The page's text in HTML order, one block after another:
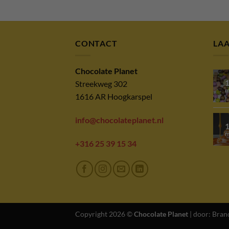
CONTACT
Chocolate Planet
Streekweg 302
1616 AR Hoogkarspel
info@chocolateplanet.nl
+316 25 39 15 34
Copyright 2026 ©Chocolate Planet | door: